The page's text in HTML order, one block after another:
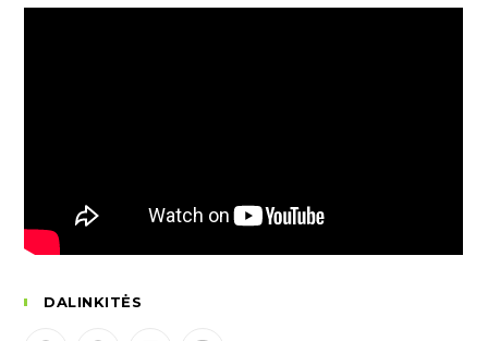
DALINKITĖS